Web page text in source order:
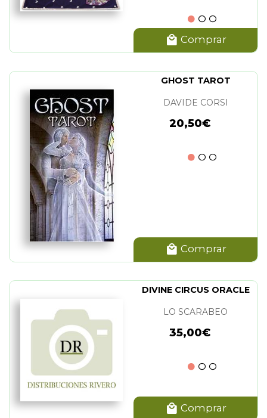
Comprar
GHOST TAROT
DAVIDE CORSI
20,50€
Comprar
DIVINE CIRCUS ORACLE
LO SCARABEO
35,00€
Comprar